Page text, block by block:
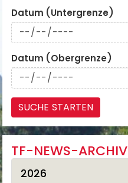
Datum (Untergrenze)
Datum (Obergrenze)
TF-NEWS-ARCHIV
2026